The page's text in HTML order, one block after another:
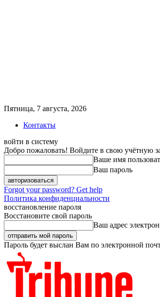
Пятница, 7 августа, 2026
Контакты
войти в систему
Добро пожаловать! Войдите в свою учётную
Ваше имя
Ваш пароль
Forgot your password? Get help
Политика конфиденциальности
восстановление пароля
Восстановите свой пароль
Ваш адрес
Пароль будет выслан Вам по электронной